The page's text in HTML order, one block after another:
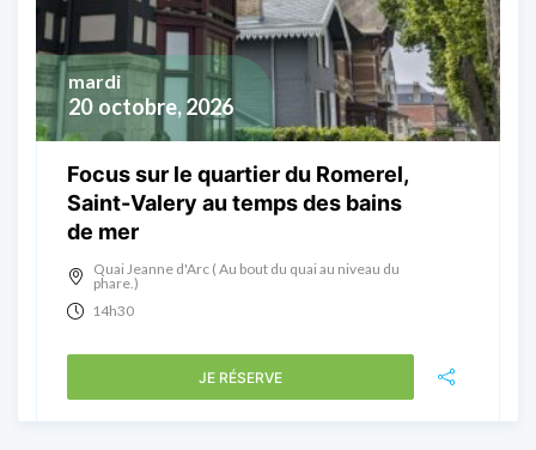
20 octobre, 2026
mardi
Focus sur le quartier du Romerel,
Saint-Valery au temps des bains
de mer
Quai Jeanne d'Arc ( Au bout du quai au niveau du
phare.)
14h30
JE RÉSERVE